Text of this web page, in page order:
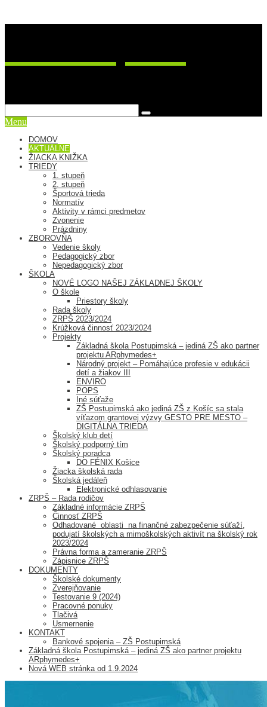
Menu
DOMOV
AKTUÁLNE
ŽIACKA KNIŽKA
TRIEDY
1. stupeň
2. stupeň
Športová trieda
Normatív
Aktivity v rámci predmetov
Zvonenie
Prázdniny
ZBOROVŇA
Vedenie školy
Pedagogický zbor
Nepedagogický zbor
ŠKOLA
NOVÉ LOGO NAŠEJ ZÁKLADNEJ ŠKOLY
O škole
Priestory školy
Rada školy
ZRPŠ 2023/2024
Krúžková činnosť 2023/2024
Projekty
Základná škola Postupimská – jediná ZŠ ako partner
projektu ARphymedes+
Národný projekt – Pomáhajúce profesie v edukácii
detí a žiakov III
ENVIRO
POPS
Iné súťaže
ZŠ Postupimská ako jediná ZŠ z Košíc sa stala
víťazom grantovej výzvy GESTO PRE MESTO –
DIGITÁLNA TRIEDA
Školský klub detí
Školský podporný tím
Školský poradca
DO FÉNIX Košice
Žiacka školská rada
Školská jedáleň
Elektronické odhlasovanie
ZRPŠ – Rada rodičov
Základné informácie ZRPŠ
Činnosť ZRPŠ
Odhadované oblasti na finančné zabezpečenie súťaží,
podujatí školských a mimoškolských aktivít na školský rok
2023/2024
Právna forma a zameranie ZRPŠ
Zápisnice ZRPŠ
DOKUMENTY
Školské dokumenty
Zverejňovanie
Testovanie 9 (2024)
Pracovné ponuky
Tlačivá
Usmernenie
KONTAKT
Bankové spojenia – ZŠ Postupimská
Základná škola Postupimská – jediná ZŠ ako partner projektu
ARphymedes+
Nová WEB stránka od 1.9.2024